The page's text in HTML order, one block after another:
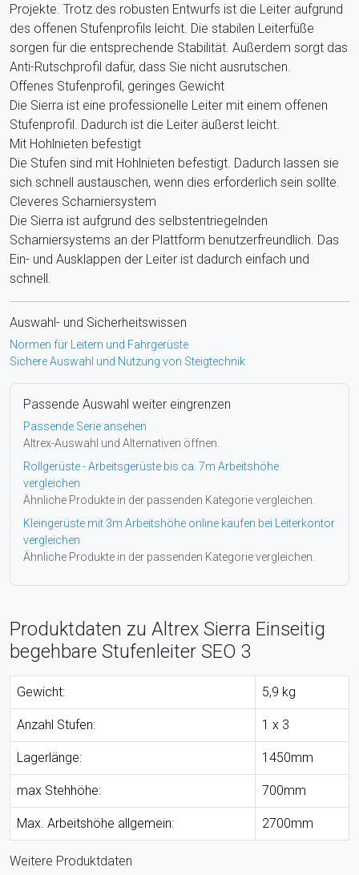
Projekte. Trotz des robusten Entwurfs ist die Leiter aufgrund
des offenen Stufenprofils leicht. Die stabilen Leiterfüße
sorgen für die entsprechende Stabilität. Außerdem sorgt das
Anti-Rutschprofil dafür, dass Sie nicht ausrutschen.
Offenes Stufenprofil, geringes Gewicht
Die Sierra ist eine professionelle Leiter mit einem offenen
Stufenprofil. Dadurch ist die Leiter äußerst leicht.
Mit Hohlnieten befestigt
Die Stufen sind mit Hohlnieten befestigt. Dadurch lassen sie
sich schnell austauschen, wenn dies erforderlich sein sollte.
Cleveres Scharniersystem
Die Sierra ist aufgrund des selbstentriegelnden
Scharniersystems an der Plattform benutzerfreundlich. Das
Ein- und Ausklappen der Leiter ist dadurch einfach und
schnell.
Auswahl- und Sicherheitswissen
Normen für Leitern und Fahrgerüste
Sichere Auswahl und Nutzung von Steigtechnik
Passende Auswahl weiter eingrenzen
Passende Serie ansehen
Altrex-Auswahl und Alternativen öffnen.
Rollgerüste - Arbeitsgerüste bis ca. 7m Arbeitshöhe
vergleichen
Ähnliche Produkte in der passenden Kategorie vergleichen.
Kleingerüste mit 3m Arbeitshöhe online kaufen bei Leiterkontor
vergleichen
Ähnliche Produkte in der passenden Kategorie vergleichen.
Produktdaten zu Altrex Sierra Einseitig
begehbare Stufenleiter SEO 3
Gewicht: 5,9 kg
Anzahl Stufen: 1 x 3
Lagerlänge: 1450mm
max Stehhöhe: 700mm
Max. Arbeitshöhe allgemein: 2700mm
Weitere Produktdaten